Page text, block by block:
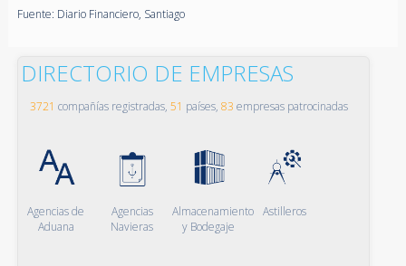
Fuente: Diario Financiero, Santiago
DIRECTORIO DE EMPRESAS
3721 compañías registradas, 51 países, 83 empresas patrocinadas
Agencias de
Aduana
Agencias
Navieras
Almacenamiento
y Bodegaje
Astilleros